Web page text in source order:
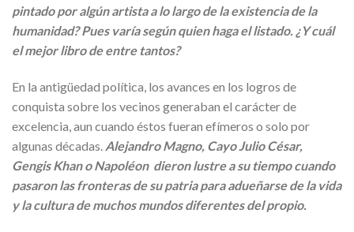
pintado por algún artista a lo largo de la existencia de la
humanidad? Pues varía según quien haga el listado. ¿Y cuál
el mejor libro de entre tantos?
En la antigüedad política, los avances en los logros de
conquista sobre los vecinos generaban el carácter de
excelencia, aun cuando éstos fueran efímeros o solo por
algunas décadas. Alejandro Magno, Cayo Julio César,
Gengis Khan o Napoléon dieron lustre a su tiempo cuando
pasaron las fronteras de su patria para adueñarse de la vida
y la cultura de muchos mundos diferentes del propio.